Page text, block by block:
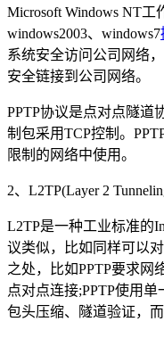
Microsoft Windows NT工
windows2003、windows7
系统安全访问公司网络
安全链接到公司网络。
PPTP协议是点对点隧道
制包采用TCP控制。
限制的网络中使用。
2、L2TP(Layer 2
L2TP是一种工业标准的
议类似，比如同样可以
之处，比如PPTP要求网
点对点连接;PPTP使用
包头压缩、隧道验证，而